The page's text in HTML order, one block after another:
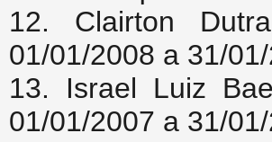
12. Clairton
01/01/2008 a 31/
13. Israel Luiz
01/01/2007 a 31/